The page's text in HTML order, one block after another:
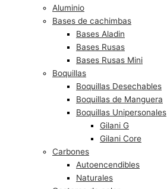
Aluminio
Bases de cachimbas
Bases Aladin
Bases Rusas
Bases Rusas Mini
Boquillas
Boquillas Desechables
Boquillas de Manguera
Boquillas Unipersonales
Gilani G
Gilani Core
Carbones
Autoencendibles
Naturales